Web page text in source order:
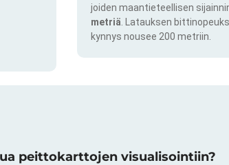
joiden maantieteellisen
metriä . Latauksen
kynnys nousee 200 metriin.
peittokarttojen visualisointiin?